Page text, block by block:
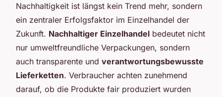
Nachhaltigkeit ist längst kein Trend mehr, sondern
ein zentraler Erfolgsfaktor im Einzelhandel der
Zukunft. Nachhaltiger Einzelhandel bedeutet nicht
nur umweltfreundliche Verpackungen, sondern
auch transparente und verantwortungsbewusste
Lieferketten. Verbraucher achten zunehmend
darauf, ob die Produkte fair produziert wurden